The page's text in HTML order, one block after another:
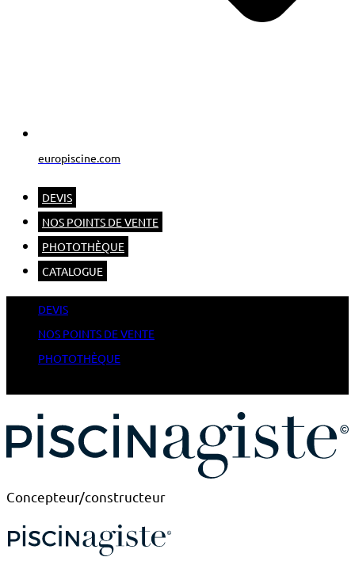
europiscine.com
DEVIS
NOS POINTS DE VENTE
PHOTOTHÈQUE
CATALOGUE
DEVIS
NOS POINTS DE VENTE
PHOTOTHÈQUE
Concepteur/constructeur